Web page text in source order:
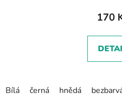
170
Bílá černá hnědá